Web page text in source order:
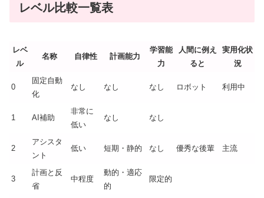
レベル比較一覧表
レベ
ル
名称 自律性 計画能力
学習能
力
人間に例え
ると
実用化状
況
0
固定自動
化
なし なし なし ロボット 利用中
1 AI補助
非常に
低い
なし なし
2
アシスタ
ント
低い 短期・静的 なし 優秀な後輩 主流
3
計画と反
省
中程度
動的・適応
的
限定的